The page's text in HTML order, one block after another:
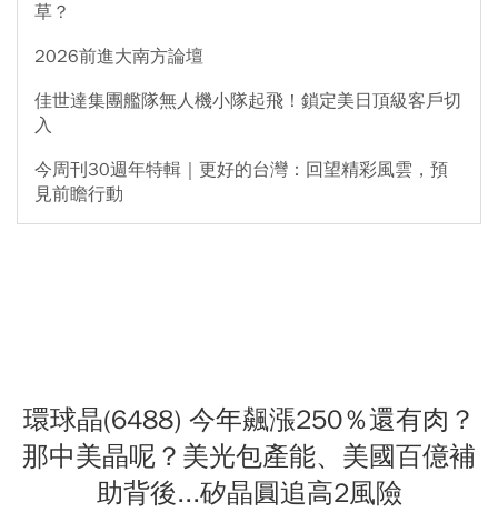
草？
2026前進大南方論壇
佳世達集團艦隊無人機小隊起飛！鎖定美日頂級客戶切
入
今周刊30週年特輯｜更好的台灣：回望精彩風雲，預
見前瞻行動
環球晶(6488) 今年飆漲250％還有肉？
那中美晶呢？美光包產能、美國百億補
助背後...矽晶圓追高2風險